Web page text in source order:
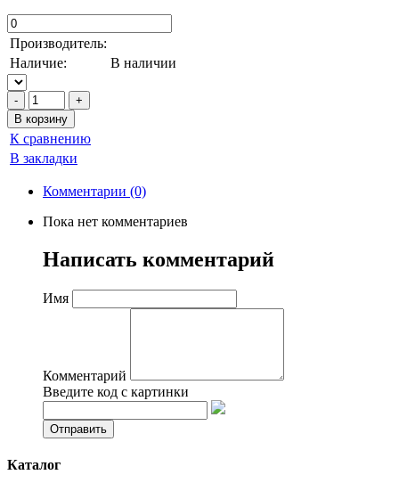
Производитель:
Наличие:
В наличии
К сравнению
В закладки
Комментарии (0)
Пока нет комментариев
Написать комментарий
Имя
Комментарий
Введите код с картинки
Каталог